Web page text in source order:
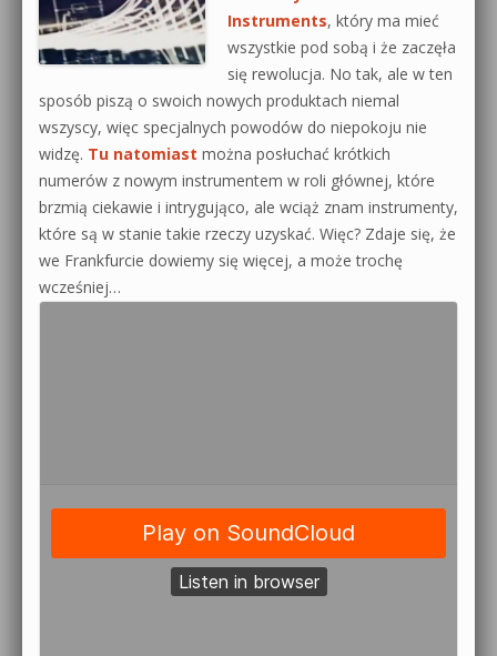
Produkcja muzyczna od podstaw
Sylenth1 od podstaw
Sound Forge od podstaw
Dubstep z syntezatorem Massive
Kontakt 5 Kompendium
Pakiety
0dB.pl - informacje
Materiały dla mediów
Archiwum aktualności
Polityka prywatności
Regulamin
Instruments, który ma mieć
wszystkie pod sobą i że zaczęła
się rewolucja. No tak, ale w ten
sposób piszą o swoich nowych produktach niemal
wszyscy, więc specjalnych powodów do niepokoju nie
widzę. Tu natomiast można posłuchać krótkich
numerów z nowym instrumentem w roli głównej, które
brzmią ciekawie i intrygująco, ale wciąż znam instrumenty,
które są w stanie takie rzeczy uzyskać. Więc? Zdaje się, że
we Frankfurcie dowiemy się więcej, a może trochę
wcześniej…